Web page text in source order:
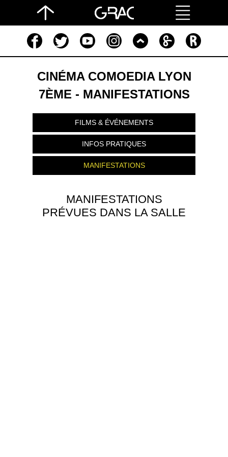
CINÉMA COMOEDIA LYON
7ÈME - MANIFESTATIONS
FILMS & ÉVÉNEMENTS
INFOS PRATIQUES
MANIFESTATIONS
MANIFESTATIONS
PRÉVUES DANS LA SALLE